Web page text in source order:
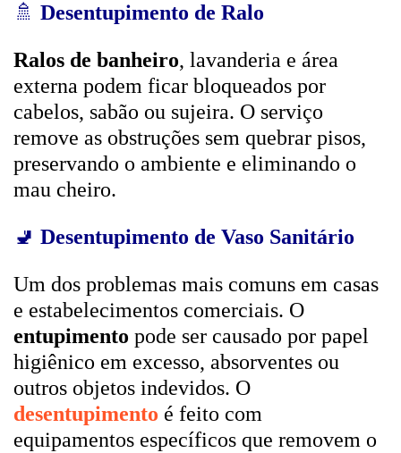
🚿 Desentupimento de Ralo
Ralos de banheiro, lavanderia e área
externa podem ficar bloqueados por
cabelos, sabão ou sujeira. O serviço
remove as obstruções sem quebrar pisos,
preservando o ambiente e eliminando o
mau cheiro.
🚽 Desentupimento de Vaso Sanitário
Um dos problemas mais comuns em casas
e estabelecimentos comerciais. O
entupimento pode ser causado por papel
higiênico em excesso, absorventes ou
outros objetos indevidos. O
desentupimento é feito com
equipamentos específicos que removem o